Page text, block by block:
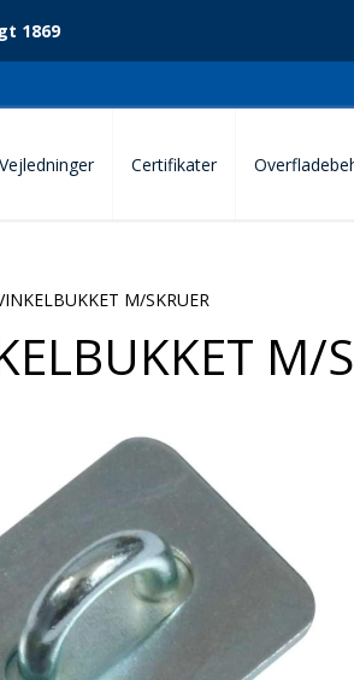
1869
Vejledninger Certifikater
M/SKRUER
M/